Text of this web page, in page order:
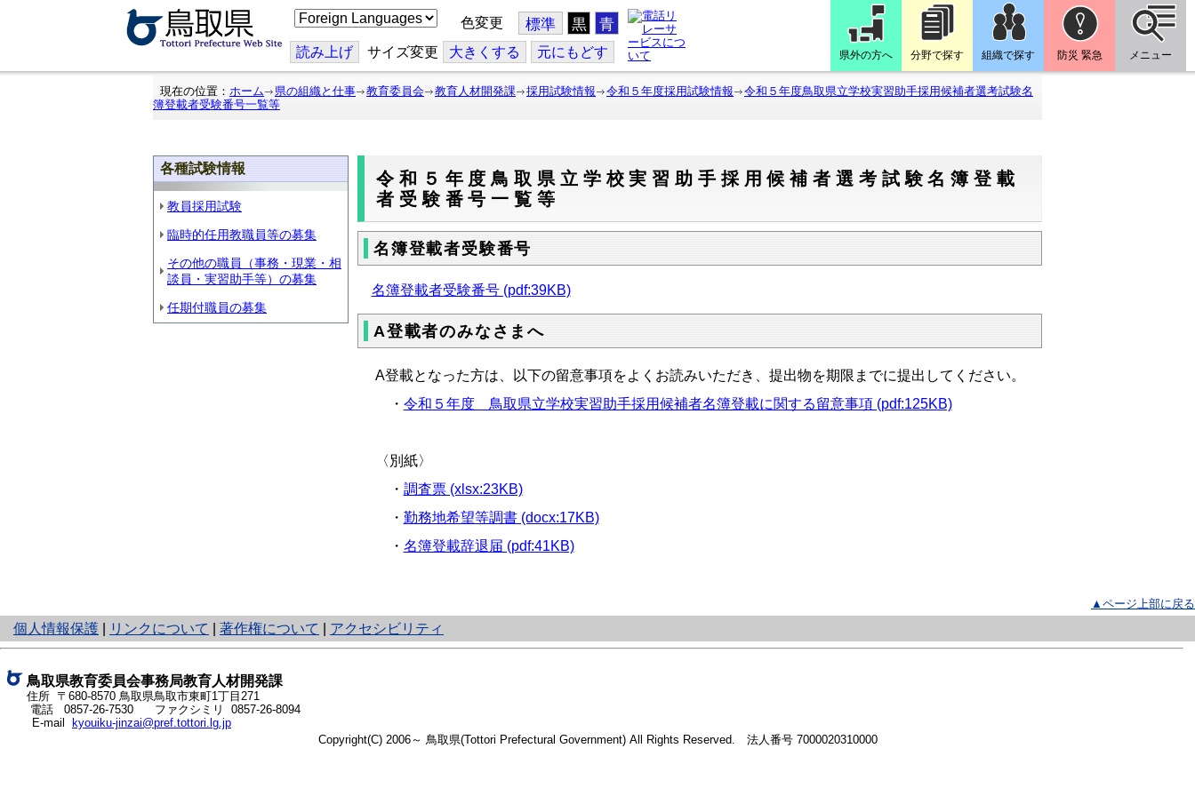
こ
の
ジ
を
翻
色変更 標準 黒 青
読み上げ サイズ変更 大きくする 元にもどす 県外の方へ 分野で探す 組織で探す 防災 緊急 メニュー
現在の位置： ホーム 県の組織と仕事 教育委員会 教育人材開発課 採用試験情報 令和５年度採用試験情報
令和５年度鳥取県立学校実習助手採用候補者選考試験名
簿登載者受験番号一覧等
各種試験情報
教員採用試験
臨時的任用教職員等の募集
その他の職員（事務・現業・相
談員・実習助手等）の募集
任期付職員の募集
令和５年度鳥取県立学校実習助手採用候補者選考試験名簿登載
者受験番号一覧等
名簿登載者受験番号
名簿登載者受験番号 (pdf:39KB)
A登載者のみなさまへ
A登載となった方は、以下の留意事項をよくお読みいただき、提出物を期限までに提出してください。
・ 令和５年度 鳥取県立学校実習助手採用候補者名簿登載に関する留意事項 (pdf:125KB)
〈別紙〉
・ 調査票 (xlsx:23KB)
・ 勤務地希望等調書 (docx:17KB)
・ 名簿登載辞退届 (pdf:41KB)
▲ページ上部に戻る
個人情報保護
と
り
ッ
ト
へ
の
リンクについて 著作権について アクセシビリティ
鳥取県教育委員会事務局教育人材開発課
住所 〒680-8570 鳥取県鳥取市東町1丁目271
電話 0857-26-7530
ファクシミリ 0857-26-8094
E-mail
kyouiku-jinzai@pref.tottori.lg.jp
Copyright(C) 2006～ 鳥取県(Tottori Prefectural Government) All Rights Reserved. 法人番号 7000020310000